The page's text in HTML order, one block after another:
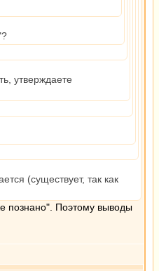
утверждаете
(существует, так как
познано". Поэтому выводы